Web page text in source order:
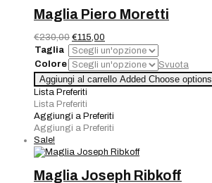
Maglia Piero Moretti
€230,00 Il
prezzo
originale
era:
€230,00.
€115,00
prezzo
attuale
è:
€115,00.
Taglia
Colore
Svuota
Maglia
Piero
Moretti
quantità
Aggiungi al carrello Added Choose options
Lista Preferiti
Lista Preferiti
Aggiungi a Preferiti
Aggiungi a Preferiti
Sale!
Maglia Joseph Ribkoff